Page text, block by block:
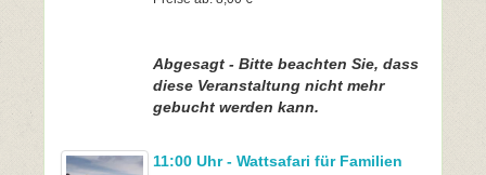
Abgesagt - Bitte beachten Sie, dass
diese Veranstaltung nicht mehr
gebucht werden kann.
11:00 Uhr - Wattsafari für Familien